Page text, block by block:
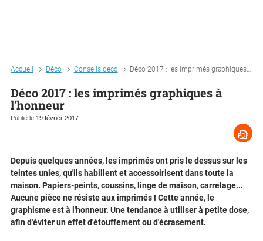
Accueil Déco Conseils déco Déco 2017 : les imprimés graphiques à l'honneur
Déco 2017 : les imprimés graphiques à
l'honneur
Publié le 19 février 2017
Depuis quelques années, les imprimés ont pris le dessus sur les
teintes unies, qu'ils habillent et accessoirisent dans toute la
maison. Papiers-peints, coussins, linge de maison, carrelage...
Aucune pièce ne résiste aux imprimés ! Cette année, le
graphisme est à l'honneur. Une tendance à utiliser à petite dose,
afin d'éviter un effet d'étouffement ou d'écrasement.